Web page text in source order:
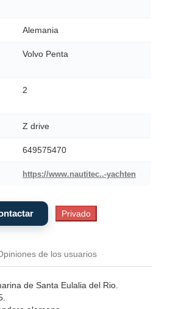
Alemania
Volvo Penta
2
Z drive
649575470
https://www.nautitec..-yachten
de los usuarios
de Santa Eulalia del Rio.